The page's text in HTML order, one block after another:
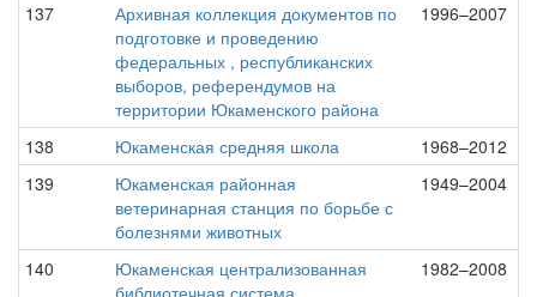
137
Архивная коллекция документов по
подготовке и проведению
федеральных , республиканских
выборов, референдумов на
территории Юкаменского района
1996–2007
138 Юкаменская средняя школа
1968–2012
139
Юкаменская районная
ветеринарная станция по борьбе с
болезнями животных
1949–2004
140
Юкаменская централизованная
библиотечная система
1982–2008